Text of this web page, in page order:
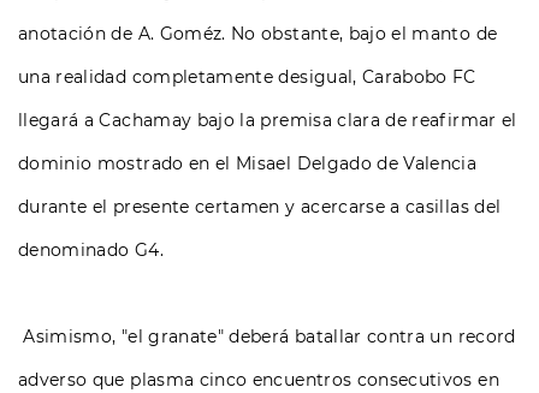
anotación de A. Goméz. No obstante, bajo el manto de
una realidad completamente desigual, Carabobo FC
llegará a Cachamay bajo la premisa clara de reafirmar el
dominio mostrado en el Misael Delgado de Valencia
durante el presente certamen y acercarse a casillas del
denominado G4.
Asimismo, "el granate" deberá batallar contra un record
adverso que plasma cinco encuentros consecutivos en